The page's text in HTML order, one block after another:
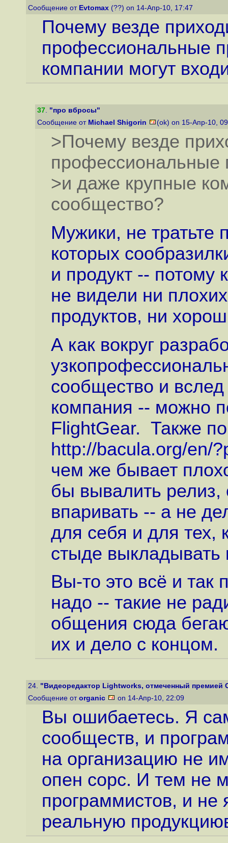
Сообщение от Evtomax (??) on 14-Апр-10, 17:47
Почему везде
профессиональные
компании могут
37. "про вбросы"
Сообщение от Michael Shigorin (ok) on 15-Апр-10,
>Почему везде
профессиональные
>и даже крупные
сообщество?
Мужики, не тратьте
которых
и продукт -- потому
не видели ни
продуктов, ни
А как вокруг
сообщество и
компания -- можно
FlightGear. Также
http://bacula.org/en/
чем же бывает
бы вывалить релиз,
впаривать -- а не
для себя и для тех,
стыде выкладывать
Вы-то это всё и так
надо -- такие не
общения сюда
их и дело с концом.
24. "Видеоредактор Lightworks, отмеченный премией
Сообщение от organic on 14-Апр-10, 22:09
Вы ошибаетесь. Я
сообществ, и
на организацию не
опен сорс. И тем не
программистов, и не
реальную